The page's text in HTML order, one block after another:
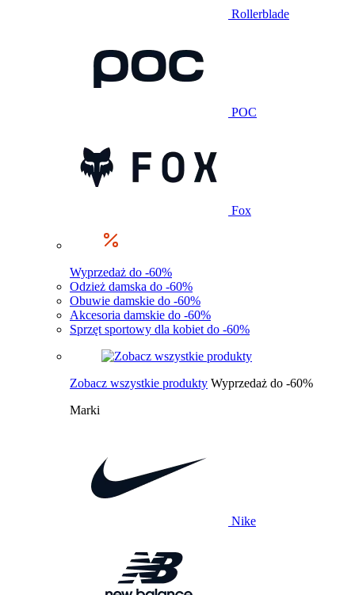
Rollerblade
POC
Fox
Wyprzedaż do -60%
Odzież damska do -60%
Obuwie damskie do -60%
Akcesoria damskie do -60%
Sprzęt sportowy dla kobiet do -60%
Zobacz wszystkie produkty Wyprzedaż do -60%
Marki
Nike